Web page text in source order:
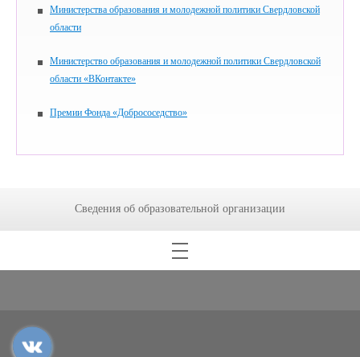
Министерства образования и молодежной политики Свердловской
области
Министерство образования и молодежной политики Свердловской
области «ВКонтакте»
Премии Фонда «Добрососедство»
Сведения об образовательной организации